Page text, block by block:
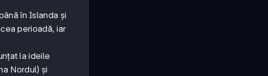
în Islanda și
perioadă, iar
la ideile
Nordul) și